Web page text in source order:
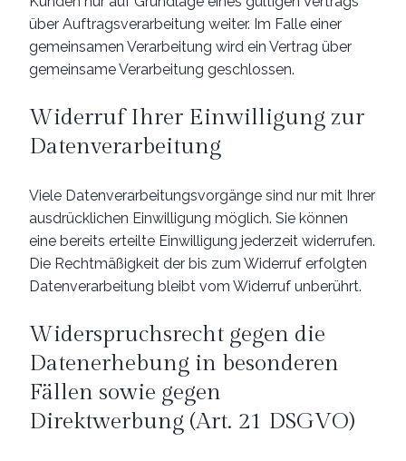
über Auftragsverarbeitung weiter. Im Falle einer
gemeinsamen Verarbeitung wird ein Vertrag über
gemeinsame Verarbeitung geschlossen.
Widerruf Ihrer Einwilligung zur
Datenverarbeitung
Viele Datenverarbeitungsvorgänge sind nur mit Ihrer
ausdrücklichen Einwilligung möglich. Sie können
eine bereits erteilte Einwilligung jederzeit widerrufen.
Die Rechtmäßigkeit der bis zum Widerruf erfolgten
Datenverarbeitung bleibt vom Widerruf unberührt.
Widerspruchsrecht gegen die
Datenerhebung in besonderen
Fällen sowie gegen
Direktwerbung (Art. 21 DSGVO)